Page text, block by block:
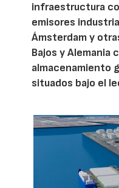
infraestructura
emisores
Ámsterdam y
Bajos y Alemania
almacenamiento
situados bajo el